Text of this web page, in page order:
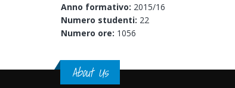
Anno formativo: 2015/16
Numero studenti: 22
Numero ore: 1056
About Us